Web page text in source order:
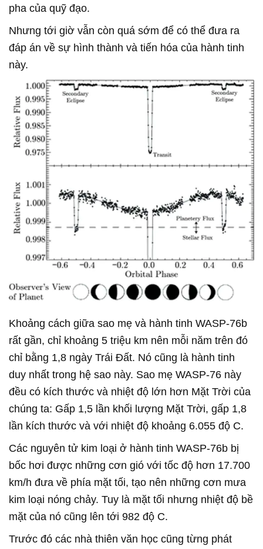
pha của quỹ đạo.
Nhưng tới giờ vẫn còn quá sớm để có thể đưa ra
đáp án về sự hình thành và tiến hóa của hành tinh
này.
Khoảng cách giữa sao mẹ và hành tinh WASP-76b
rất gần, chỉ khoảng 5 triệu km nên mỗi năm trên đó
chỉ bằng 1,8 ngày Trái Đất. Nó cũng là hành tinh
duy nhất trong hệ sao này. Sao mẹ WASP-76 này
đều có kích thước và nhiệt độ lớn hơn Mặt Trời của
chúng ta: Gấp 1,5 lần khối lượng Mặt Trời, gấp 1,8
lần kích thước và với nhiệt độ khoảng 6.055 độ C.
Các nguyên tử kim loại ở hành tinh WASP-76b bị
bốc hơi được những cơn gió với tốc độ hơn 17.700
km/h đưa về phía mặt tối, tạo nên những cơn mưa
kim loại nóng chảy. Tuy là mặt tối nhưng nhiệt độ bề
mặt của nó cũng lên tới 982 độ C.
Trước đó các nhà thiên văn học cũng từng phát